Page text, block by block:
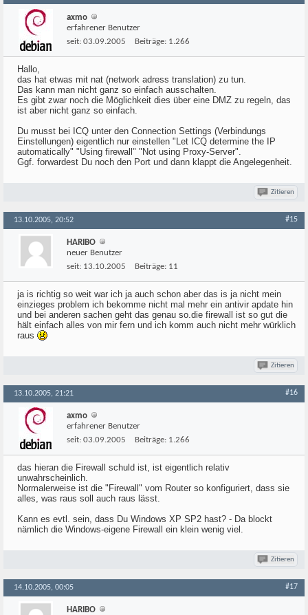
axmo
erfahrener Benutzer
seit: 03.09.2005 Beiträge: 1.266
Hallo,
das hat etwas mit nat (network adress translation) zu tun.
Das kann man nicht ganz so einfach ausschalten.
Es gibt zwar noch die Möglichkeit dies über eine DMZ zu regeln, das
ist aber nicht ganz so einfach.
Du musst bei ICQ unter den Connection Settings (Verbindungs
Einstellungen) eigentlich nur einstellen "Let ICQ determine the IP
automatically" "Using firewall" "Not using Proxy-Server".
Ggf. forwardest Du noch den Port und dann klappt die Angelegenheit.
Zitieren
13.10.2005, 20:52 #15
HARIBO
neuer Benutzer
seit: 13.10.2005 Beiträge: 11
ja is richtig so weit war ich ja auch schon aber das is ja nicht mein
einzieges problem ich bekomme nicht mal mehr ein antivir apdate hin
und bei anderen sachen geht das genau so.die firewall ist so gut die
hält einfach alles von mir fern und ich komm auch nicht mehr würklich
raus
Zitieren
13.10.2005, 21:21 #16
axmo
erfahrener Benutzer
seit: 03.09.2005 Beiträge: 1.266
das hieran die Firewall schuld ist, ist eigentlich relativ
unwahrscheinlich.
Normalerweise ist die "Firewall" vom Router so konfiguriert, dass sie
alles, was raus soll auch raus lässt.
Kann es evtl. sein, dass Du Windows XP SP2 hast? - Da blockt
nämlich die Windows-eigene Firewall ein klein wenig viel.
Zitieren
14.10.2005, 00:05 #17
HARIBO